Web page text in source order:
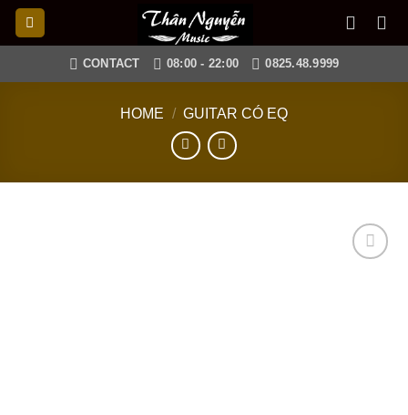
Skip
CONTACT 08:00 - 22:00 0825.48.9999
HOME / GUITAR CÓ EQ